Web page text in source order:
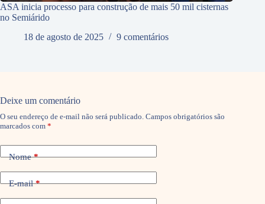
ASA inicia processo para construção de mais 50 mil cisternas
no Semiárido
18 de agosto de 2025
9 comentários
Deixe um comentário
O seu endereço de e-mail não será publicado. Campos obrigatórios são
marcados com *
Nome*
E-mail*